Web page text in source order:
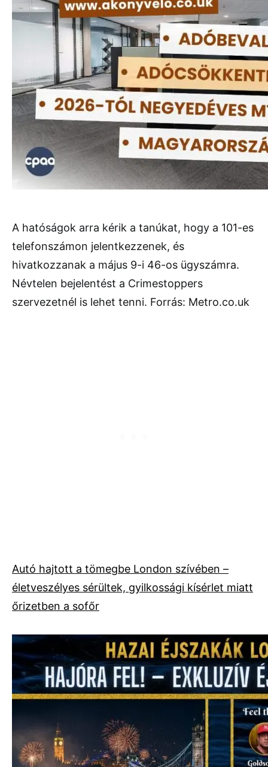
A hatóságok arra kérik a tanúkat, hogy a 101-es
telefonszámon jelentkezzenek, és
hivatkozzanak a május 9-i 46-os ügyszámra.
Névtelen bejelentést a Crimestoppers
szervezetnél is lehet tenni. Forrás: Metro.co.uk
Autó hajtott a tömegbe London szívében –
életveszélyes sérültek, gyilkossági kísérlet miatt
őrizetben a sofőr